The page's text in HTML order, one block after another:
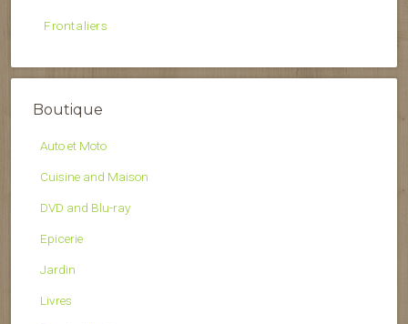
Frontaliers
Boutique
Auto et Moto
Cuisine and Maison
DVD and Blu-ray
Epicerie
Jardin
Livres